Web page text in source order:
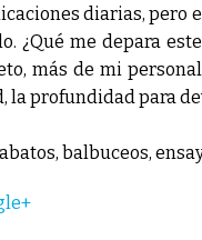
diarias, pero
me depara
más de mi
la profundidad para
balbuceos,